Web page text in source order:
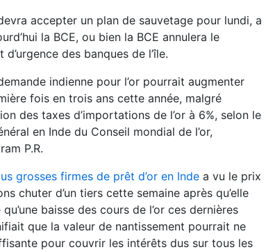
accepter un plan de sauvetage pour lundi, a
la BCE, ou bien la BCE annulera le
d’urgence des banques de l’île.
indienne pour l’or pourrait augmenter
fois en trois ans cette année, malgré
des taxes d’importations de l’or à 6%, selon le
en Inde du Conseil mondial de l’or,
P.R.
grosses firmes de prêt d’or en Inde a vu le prix
chuter d’un tiers cette semaine après qu’elle
baisse des cours de l’or ces dernières
que la valeur de nantissement pourrait ne
pour couvrir les intérêts dus sur tous les